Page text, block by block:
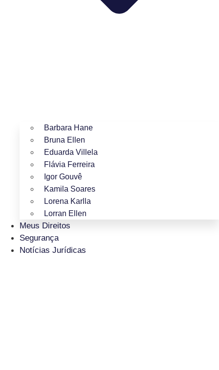
Barbara Hane
Bruna Ellen
Eduarda Villela
Flávia Ferreira
Igor Gouvê
Kamila Soares
Lorena Karlla
Lorran Ellen
Meus Direitos
Segurança
Notícias Jurídicas